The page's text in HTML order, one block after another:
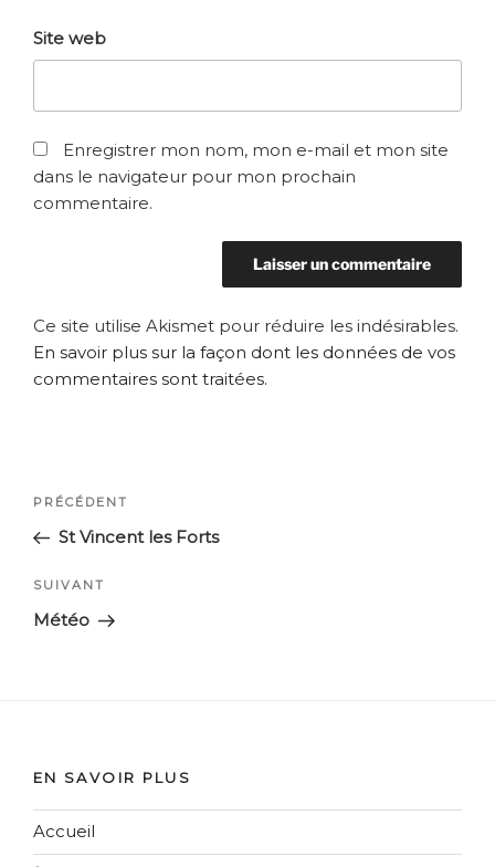
Site web
Enregistrer mon nom, mon e-mail et mon site
dans le navigateur pour mon prochain
commentaire.
Ce site utilise Akismet pour réduire les indésirables.
En savoir plus sur la façon dont les données de vos
commentaires sont traitées.
Navigation
l’article
Article
précédent
PRÉCÉDENT
St Vincent les Forts
Article
suivant
SUIVANT
Météo
EN SAVOIR PLUS
Accueil